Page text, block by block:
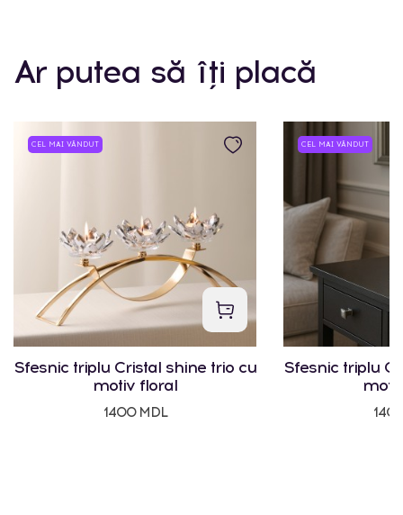
Ar putea să îți placă
CEL MAI VÂNDUT
Sfesnic triplu Cristal shine trio cu
motiv floral
1400 MDL
CEL MAI VÂNDUT
Sfesnic triplu